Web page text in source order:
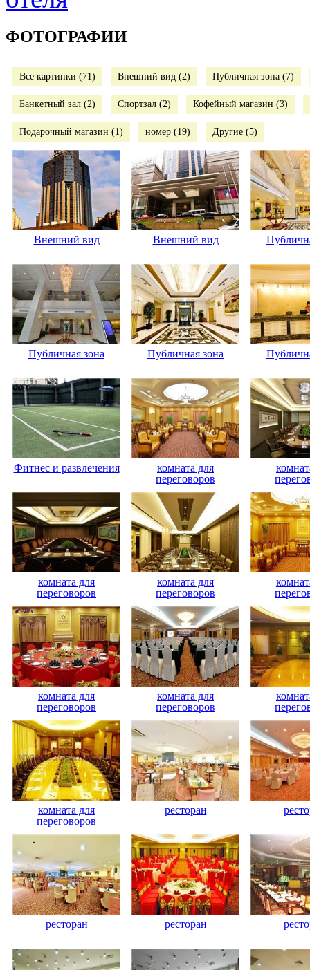
ФОТОГРАФИИ
Все картинки (71) Внешний вид (2) Публичная зона (7)
Банкетный зал (2) Спортзал (2) Кофейный магазин (3)
Подарочный магазин (1) номер (19) Другие (5)
Внешний вид Внешний вид
Публичная зона Публичная зона
Фитнес и развлечения
комната для
переговоров
комната для
переговоров
комната для
переговоров
комната для
переговоров
комната для
переговоров
комната для
переговоров
ресторан
ресторан ресторан